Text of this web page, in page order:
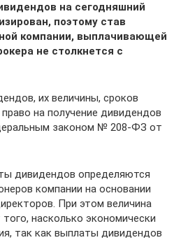
на сегодняшний
поэтому став
компании, выплачивающей
не столкнется с
их величины, сроков
на получение дивидендов
законом № 208-ФЗ от
дивидендов определяются
компании на основании
При этом величина
насколько экономически
так как выплаты дивидендов